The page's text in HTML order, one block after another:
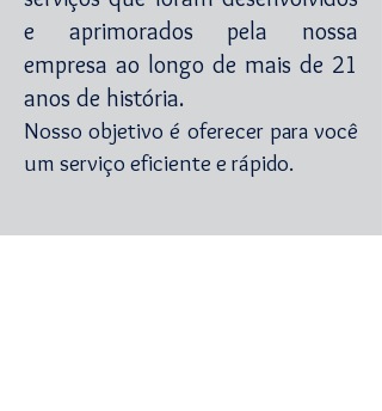
e aprimorados pela nossa
empresa ao longo de mais de 21
anos de história.
Nosso objetivo é oferecer para você
um serviço eficiente e rápido.